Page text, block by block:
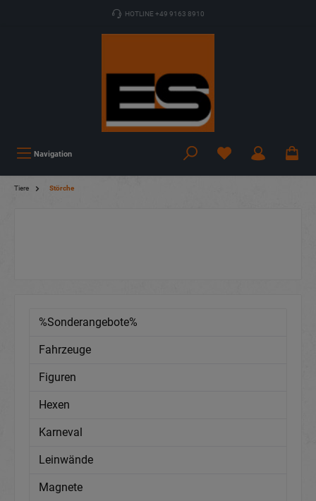
HOTLINE +49 9163 8910
Navigation
Tiere Störche
%Sonderangebote%
Fahrzeuge
Figuren
Hexen
Karneval
Leinwände
Magnete